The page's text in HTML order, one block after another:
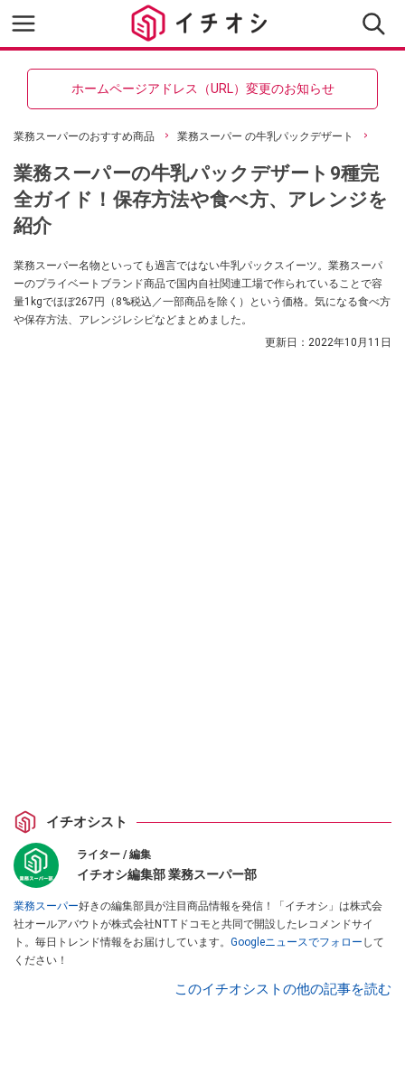
ホームページアドレス（URL）変更のお知らせ
業務スーパーのおすすめ商品 業務スーパー の牛乳パックデザート
業務スーパーの牛乳パックデザート9種完
全ガイド！保存方法や食べ方、アレンジを
紹介
業務スーパー名物といっても過言ではない牛乳パックスイーツ。業務スーパ
ーのプライベートブランド商品で国内自社関連工場で作られていることで容
量1kgでほぼ267円（8%税込／一部商品を除く）という価格。気になる食べ方
や保存方法、アレンジレシピなどまとめました。
更新日： 2022年10月11日
イチオシスト
ライター / 編集
イチオシ編集部 業務スーパー部
業務スーパー好きの編集部員が注目商品情報を発信！「イチオシ」は株式会
社オールアバウトが株式会社NTTドコモと共同で開設したレコメンドサイ
ト。毎日トレンド情報をお届けしています。 Googleニュースでフォロー して
ください！
このイチオシストの他の記事を読む